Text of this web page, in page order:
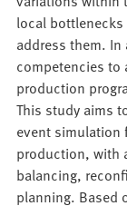
local
address them.
competencies to
production
This study aims
event
production, with
balancing,
planning. Based